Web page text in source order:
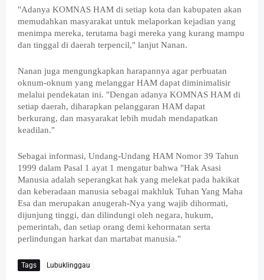
"Adanya KOMNAS HAM di setiap kota dan kabupaten akan
memudahkan masyarakat untuk melaporkan kejadian yang
menimpa mereka, terutama bagi mereka yang kurang mampu
dan tinggal di daerah terpencil," lanjut Nanan.
Nanan juga mengungkapkan harapannya agar perbuatan
oknum-oknum yang melanggar HAM dapat diminimalisir
melalui pendekatan ini. "Dengan adanya KOMNAS HAM di
setiap daerah, diharapkan pelanggaran HAM dapat
berkurang, dan masyarakat lebih mudah mendapatkan
keadilan."
Sebagai informasi, Undang-Undang HAM Nomor 39 Tahun
1999 dalam Pasal 1 ayat 1 mengatur bahwa "Hak Asasi
Manusia adalah seperangkat hak yang melekat pada hakikat
dan keberadaan manusia sebagai makhluk Tuhan Yang Maha
Esa dan merupakan anugerah-Nya yang wajib dihormati,
dijunjung tinggi, dan dilindungi oleh negara, hukum,
pemerintah, dan setiap orang demi kehormatan serta
perlindungan harkat dan martabat manusia."
Tags Lubuklinggau